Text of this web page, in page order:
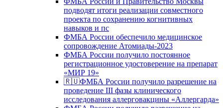
подводят итоги реализации совместного
проекта по сохранению когнитивных
навыков и пс
ФМБА России обеспечило медицинское
сопровождение Атомиады-2023
ФМБА России получило постоянное
регистрационное удостоверение на препарат
«МИР 19»
🇷🇺ФМБА России получило разрешение на
проведение III фазы клинического
исследования аллерговакцины «Аллергарда»